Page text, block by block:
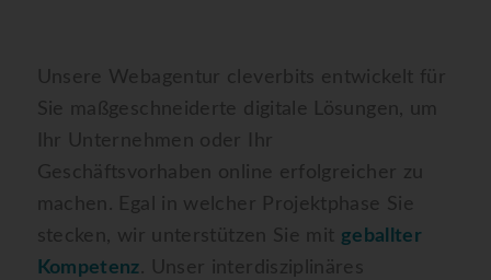
Unsere Webagentur cleverbits entwickelt für
Sie maßgeschneiderte digitale Lösungen, um
Ihr Unternehmen oder Ihr
Geschäftsvorhaben online erfolgreicher zu
machen. Egal in welcher Projektphase Sie
stecken, wir unterstützen Sie mit geballter
Kompetenz . Unser interdisziplinäres